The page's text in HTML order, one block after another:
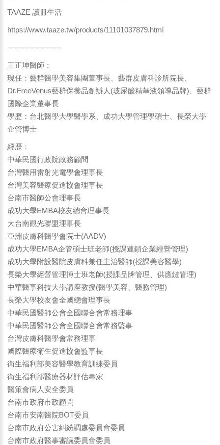
TAAZE 讀冊生活
https://www.taaze.tw/products/11101037879.html
----------------------
王正坤醫師：
現任：藝群醫學美容集團董事長、藝群皮膚科診所院長、
Dr.FreeVenus藝群保養品創辦人(玻尿酸精華液領導品牌)、藝群
國際企業董事長
學歷：台北醫學大學醫學系、成功大學管理學碩士、長榮大學
企管博士
經歷：
中華民國行政院政務顧問
台灣醫用雷射光電學會理事長
台灣美容醫療促進協會理事長
台南市醫師公會理事長
成功大學EMBA校友總會理事長
大台南觀光聯盟理事長
亞洲皮膚科醫學會院士(AADV)
成功大學EMBA企管碩士班老師(授課連鎖企業經營管理)
成功大學附設醫院皮膚科兼任主治醫師(授課美容醫學)
長榮大學經營管理博士班老師(授課品牌管理、供應鏈管理)
中華醫事科技大學講座教授(醫學美容、醫務管理)
長榮大學校友會全國總會理事長
中華民國醫師公會全國聯合會常務理事
中華民國醫師公會全國聯合會常務監事
台灣皮膚科醫學會常務理事
國際醫療衛生促進協會監事長
衛生福利部美容醫學教育訓練委員
衛生福利部醫療器材評估專家
醫策會病人安全委員
台南市政府市政顧問
台南市安南醫院BOT委員
台南市政府公害糾紛調處委員會委員
台南市政府醫事審議委員會委員